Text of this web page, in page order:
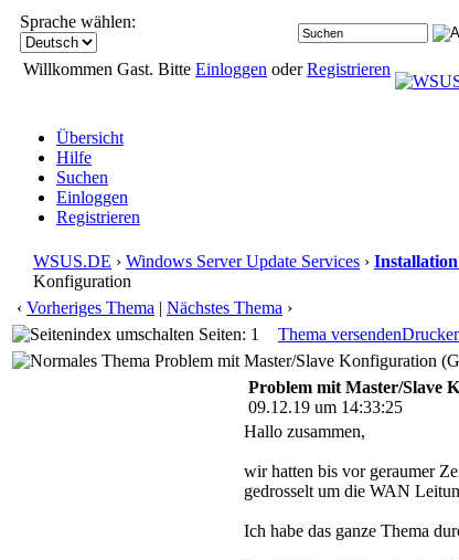
Sprache wählen:
Willkommen Gast. Bitte Einloggen oderRegistrieren
Übersicht
Hilfe
Suchen
Einloggen
Registrieren
WSUS.DE › Windows Server Update Services ›
Konfiguration
‹ Vorheriges Thema | Nächstes Thema ›
Seiten: 1
Thema versenden
Problem mit Master/Slave Konfiguration
Problem mit Master/Slave
09.12.19 um 14:33:25
Hallo zusammen,
wir hatten bis vor geraumer
gedrosselt um die WAN
Ich habe das ganze Thema